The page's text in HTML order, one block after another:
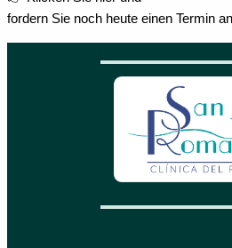
fordern Sie noch heute einen Termin